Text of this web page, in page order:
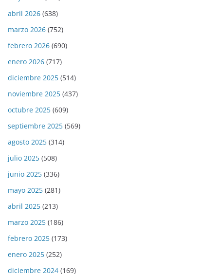
abril 2026 (638)
marzo 2026 (752)
febrero 2026 (690)
enero 2026 (717)
diciembre 2025 (514)
noviembre 2025 (437)
octubre 2025 (609)
septiembre 2025 (569)
agosto 2025 (314)
julio 2025 (508)
junio 2025 (336)
mayo 2025 (281)
abril 2025 (213)
marzo 2025 (186)
febrero 2025 (173)
enero 2025 (252)
diciembre 2024 (169)